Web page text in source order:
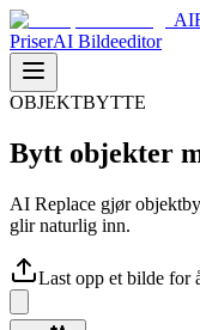
PriserAI Bildeeditor
OBJEKTBYTTE
Bytt objekter
AI Replace gjør
glir naturlig inn.
Last opp et bilde for